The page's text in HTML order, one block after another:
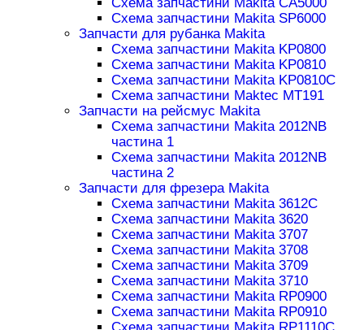
Схема запчастини Makita CA5000
Схема запчастини Makita SP6000
Запчасти для рубанка Makita
Схема запчастини Makita KP0800
Схема запчастини Makita KP0810
Схема запчастини Makita KP0810C
Схема запчастини Maktec MT191
Запчасти на рейсмус Makita
Схема запчастини Makita 2012NB
частина 1
Схема запчастини Makita 2012NB
частина 2
Запчасти для фрезера Makita
Схема запчастини Makita 3612C
Схема запчастини Makita 3620
Схема запчастини Makita 3707
Схема запчастини Makita 3708
Схема запчастини Makita 3709
Схема запчастини Makita 3710
Схема запчастини Makita RP0900
Схема запчастини Makita RP0910